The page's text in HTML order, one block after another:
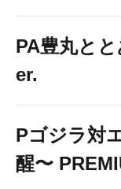
PA豊丸と
er.
Pゴジラ対
醒〜